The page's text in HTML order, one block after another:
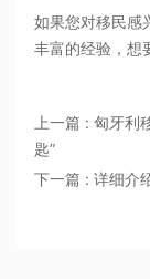
如果您对移民感
丰富的经验，想
上一篇 : 匈牙利
匙”
下一篇 : 详细介